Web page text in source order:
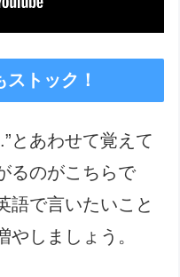
トック！
とあわせて覚えて
るのがこちらで
語で言いたいこと
やしましょう。